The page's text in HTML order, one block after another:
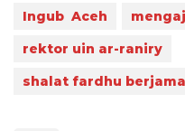
Ingub Aceh
rektor uin ar-raniry
shalat fardhu